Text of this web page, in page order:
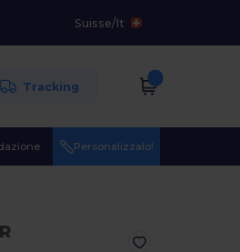
Suisse/It
Tracking
Personalizzalo!